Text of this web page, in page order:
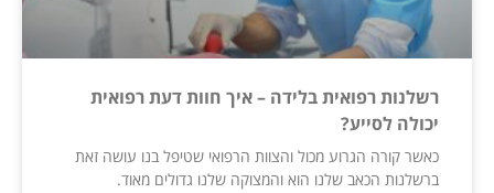
רשלנות רפואית בלידה – איך חוות דעת רפואית
יכולה לסייע?
כאשר קורה הגרוע מכול והצוות הרפואי שטיפל בנו עושה זאת
ברשלנות הכאב שלנו הוא והמצוקה שלנו גדולים מאוד.